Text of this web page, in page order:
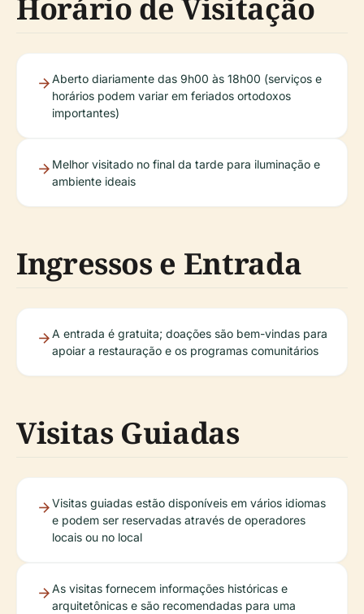
Horário de Visitação
Aberto diariamente das 9h00 às 18h00 (serviços e
horários podem variar em feriados ortodoxos
importantes)
Melhor visitado no final da tarde para iluminação e
ambiente ideais
Ingressos e Entrada
A entrada é gratuita; doações são bem-vindas para
apoiar a restauração e os programas comunitários
Visitas Guiadas
Visitas guiadas estão disponíveis em vários idiomas
e podem ser reservadas através de operadores
locais ou no local
As visitas fornecem informações históricas e
arquitetônicas e são recomendadas para uma